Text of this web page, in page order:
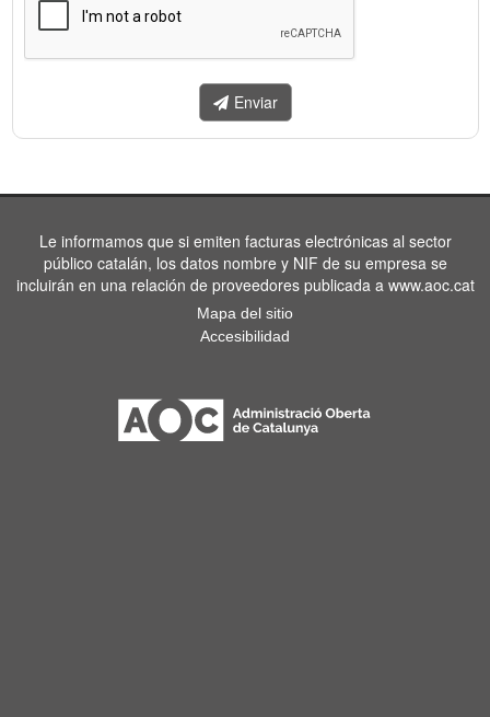
enviar.
Enviar
Le informamos que si emiten facturas electrónicas al sector
público catalán, los datos nombre y NIF de su empresa se
incluirán en una relación de proveedores publicada a www.aoc.cat
Mapa del sitio
Accesibilidad